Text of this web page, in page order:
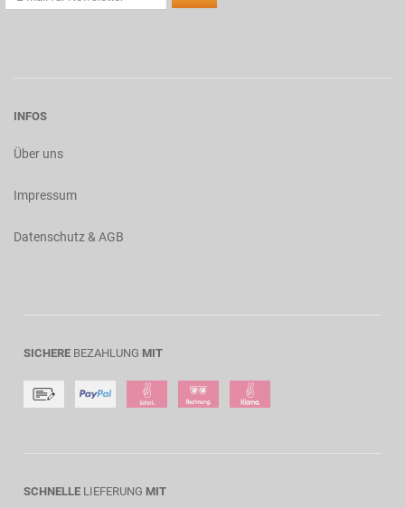
INFOS
Über uns
Impressum
Datenschutz & AGB
SICHERE BEZAHLUNG MIT
SCHNELLE LIEFERUNG MIT